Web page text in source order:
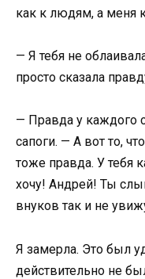
как к людям, а меня
— Я тебя не
просто сказала
— Правда у каждого
сапоги. — А вот то,
тоже правда. У тебя
хочу! Андрей! Ты
внуков так и не
Я замерла. Это был
действительно не